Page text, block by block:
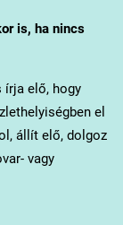
is, ha nincs
írja elő, hogy
el
állít elő, dolgoz
vagy